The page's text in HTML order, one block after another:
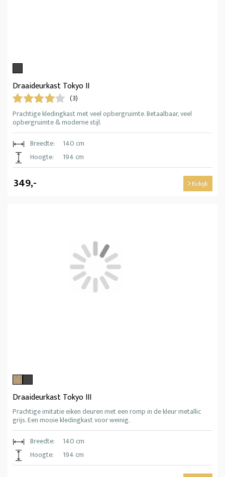
Draaideurkast Tokyo II
(3)
Prachtige kledingkast met veel opbergruimte. Betaalbaar, veel
opbergruimte & moderne stijl.
Breedte:
140 cm
Hoogte:
194 cm
349,- Bekijk
Draaideurkast Tokyo III
Prachtige imitatie eiken deuren met een romp in de kleur metallic
grijs. Een mooie kledingkast voor weinig.
Breedte:
140 cm
Hoogte:
194 cm